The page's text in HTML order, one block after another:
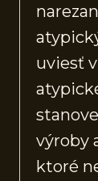
uviesť
výroby
ktoré